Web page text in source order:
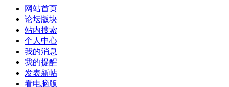
网站首页
论坛版块
站内搜索
个人中心
我的消息
我的提醒
发表新帖
看电脑版